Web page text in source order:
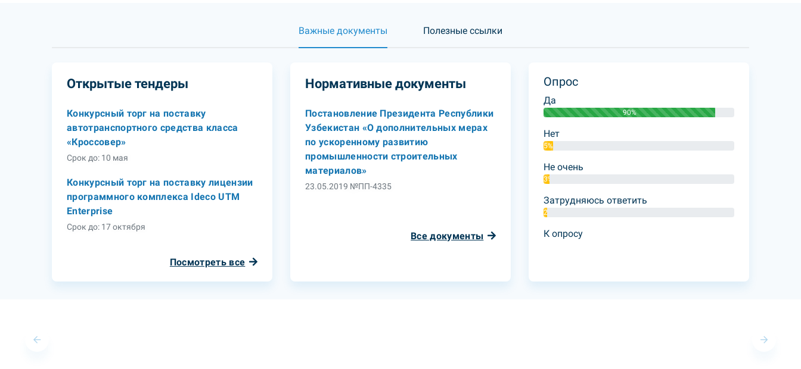
Важные документы Полезные ссылки
Открытые тендеры
Конкурсный торг на поставку
автотранспортного средства класса
«Кроссовер»
Срок до: 10 мая
Конкурсный торг на поставку лицензии
программного комплекса Ideco UTM
Enterprise
Срок до: 17 октября
Посмотреть все
Нормативные документы
Постановление Президента Республики
Узбекистан «О дополнительных мерах
по ускоренному развитию
промышленности строительных
материалов»
23.05.2019 №ПП-4335
Все документы
Опрос
Да
90%
Нет
5%
Не очень
3%
Затрудняюсь ответить
2%
К опросу